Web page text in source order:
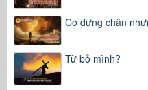
Có dừng chân
Từ bỏ mình?